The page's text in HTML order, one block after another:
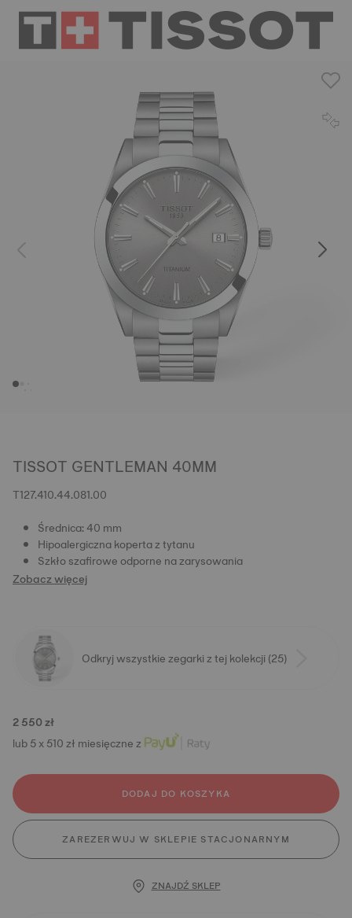
TISSOT GENTLEMAN 40MM
T127.410.44.081.00
Średnica: 40 mm
Hipoalergiczna koperta z tytanu
Szkło szafirowe odporne na zarysowania
Zobacz więcej
Odkryj wszystkie zegarki z tej kolekcji (25)
2 550 zł
lub 5 x 510 zł miesięczne z
DODAJ DO KOSZYKA
ZAREZERWUJ W SKLEPIE STACJONARNYM
ZNAJDŹ SKLEP